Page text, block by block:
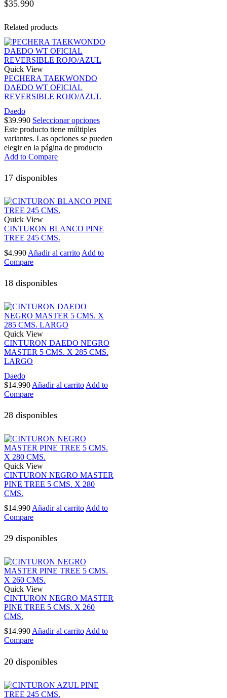
$35.990
Related products
Quick View
PECHERA TAEKWONDO
DAEDO WT OFICIAL
REVERSIBLE ROJO/AZUL
Daedo
$39.990 Seleccionar opciones
Este producto tiene múltiples
variantes. Las opciones se pueden
elegir en la página de producto
Add to Compare
17 disponibles
Quick View
CINTURON BLANCO PINE
TREE 245 CMS.
$4.990 Añadir al carrito Add to
Compare
18 disponibles
Quick View
CINTURON DAEDO NEGRO
MASTER 5 CMS. X 285 CMS.
LARGO
Daedo
$14.990 Añadir al carrito Add to
Compare
28 disponibles
Quick View
CINTURON NEGRO MASTER
PINE TREE 5 CMS. X 280
CMS.
$14.990 Añadir al carrito Add to
Compare
29 disponibles
Quick View
CINTURON NEGRO MASTER
PINE TREE 5 CMS. X 260
CMS.
$14.990 Añadir al carrito Add to
Compare
20 disponibles